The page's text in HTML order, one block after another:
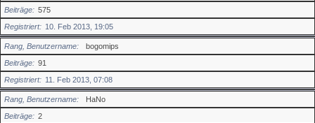
Beiträge
575
Registriert
10. Feb 2013, 19:05
Rang, Benutzername
bogomips
Beiträge
91
Registriert
11. Feb 2013, 07:08
Rang, Benutzername
HaNo
Beiträge
2